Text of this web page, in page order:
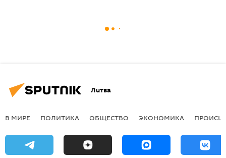
Литва
В МИРЕ ПОЛИТИКА ОБЩЕСТВО ЭКОНОМИКА